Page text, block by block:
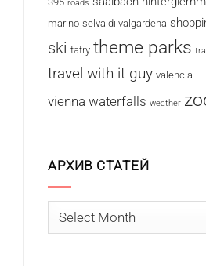
roads
marino selva di valgardena
ski tatry theme parks
travel with it guy valencia
vienna waterfalls weather
АРХИВ СТАТЕЙ
Архив
статей